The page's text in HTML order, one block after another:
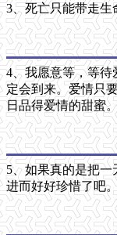
3、死亡只能带走生
4、我愿意等，等
定会到来。爱情只
日品得爱情的甜蜜
5、如果真的是把一
进而好好珍惜了吧